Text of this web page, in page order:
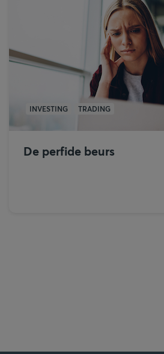
INVESTING TRADING
De perfide beurs